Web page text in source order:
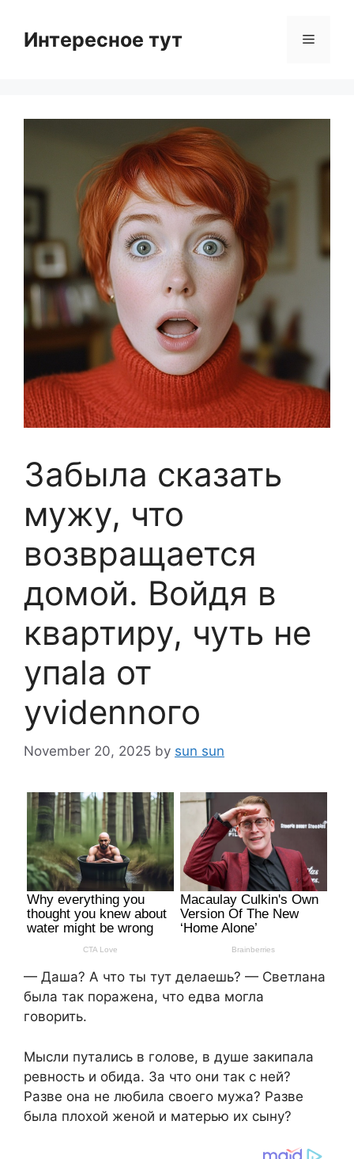
contentИнтересное тут Menu
Забыла сказать
мужу, что
возвращается
домой. Войдя в
квартиру, чуть не
упаlа от
уvidеnnого
November 20, 2025 by sun sun
— Даша? А что ты тут делаешь? — Светлана
была так поражена, что едва могла
говорить.
Мысли путались в голове, в душе закипала
ревность и обида. За что они так с ней?
Разве она не любила своего мужа? Разве
была плохой женой и матерью их сыну?